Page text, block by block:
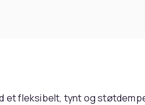
et fleksibelt, tynt og